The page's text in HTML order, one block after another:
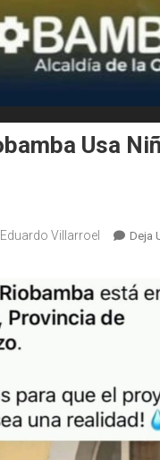
Usa
Villarroel Deja